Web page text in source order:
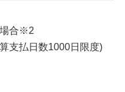
合※2
支払日数1000日限度)